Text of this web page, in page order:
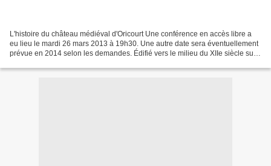
L'histoire du château médiéval d'Oricourt Une conférence en accès libre a
eu lieu le mardi 26 mars 2013 à 19h30. Une autre date sera éventuellement
prévue en 2014 selon les demandes. Édifié vers le milieu du XIIe siècle sur